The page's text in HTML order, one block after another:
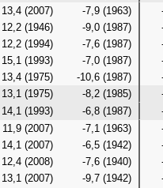
13,4 (2007) -7,9 (1963)
12,2 (1946) -9,0 (1987)
12,2 (1994) -7,6 (1987)
15,1 (1993) -7,0 (1987)
13,4 (1975) -10,6 (1987)
13,1 (1975) -8,2 (1985)
14,1 (1993) -6,8 (1987)
11,9 (2007) -7,1 (1963)
14,1 (2007) -6,5 (1942)
12,4 (2008) -7,6 (1940)
13,1 (2007) -9,7 (1942)